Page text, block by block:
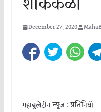
December 27, 2020
महाबुलेटीन न्यूज : प्रतिनिधी